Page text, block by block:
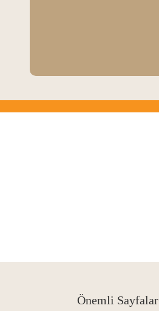
Önemli Sayfalar